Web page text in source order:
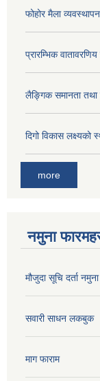
फोहोर मैला
प्रारम्भिक
लैङ्‍गिक समानता तथा
दिगो विकास लक्ष्यको
more
नमुना
मौजुदा सूचि दर्ता
सवारी साधन लकबुक
माग फाराम